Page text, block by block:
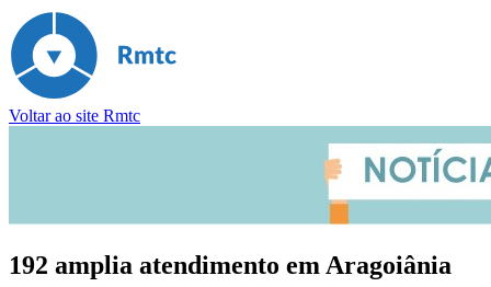
Voltar ao site Rmtc
192 amplia atendimento em Aragoiânia